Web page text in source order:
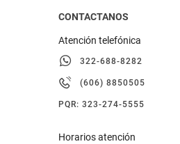
CONTACTANOS
Atención telefónica
322-688-8282
(606) 8850505
PQR: 323-274-5555
Horarios atención